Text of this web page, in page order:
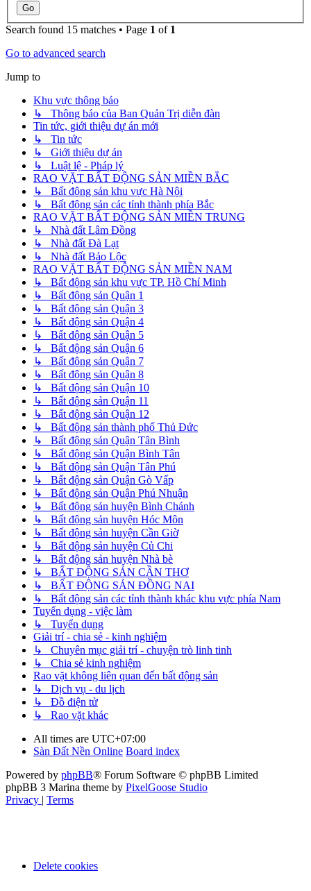
Search found 15 matches • Page 1 of 1
Go to advanced search
Jump to
Khu vực thông báo
↳ Thông báo của Ban Quản Trị diễn đàn
Tin tức, giới thiệu dự án mới
↳ Tin tức
↳ Giới thiệu dự án
↳ Luật lệ - Pháp lý
RAO VẶT BẤT ĐỘNG SẢN MIỀN BẮC
↳ Bất động sản khu vực Hà Nội
↳ Bất động sản các tỉnh thành phía Bắc
RAO VẶT BẤT ĐỘNG SẢN MIỀN TRUNG
↳ Nhà đất Lâm Đồng
↳ Nhà đất Đà Lạt
↳ Nhà đất Bảo Lộc
RAO VẶT BẤT ĐỘNG SẢN MIỀN NAM
↳ Bất động sản khu vực TP. Hồ Chí Minh
↳ Bất động sản Quận 1
↳ Bất động sản Quận 3
↳ Bất động sản Quận 4
↳ Bất động sản Quận 5
↳ Bất động sản Quận 6
↳ Bất động sản Quận 7
↳ Bất động sản Quận 8
↳ Bất động sản Quận 10
↳ Bất động sản Quận 11
↳ Bất động sản Quận 12
↳ Bất động sản thành phố Thủ Đức
↳ Bất động sản Quận Tân Bình
↳ Bất động sản Quận Bình Tân
↳ Bất động sản Quận Tân Phú
↳ Bất động sản Quận Gò Vấp
↳ Bất động sản Quận Phú Nhuận
↳ Bất động sản huyện Bình Chánh
↳ Bất động sản huyện Hóc Môn
↳ Bất động sản huyện Cần Giờ
↳ Bất động sản huyện Củ Chi
↳ Bất động sản huyện Nhà bè
↳ BẤT ĐỘNG SẢN CẦN THƠ
↳ BẤT ĐỘNG SẢN ĐỒNG NAI
↳ Bất động sản các tỉnh thành khác khu vực phía Nam
Tuyển dụng - việc làm
↳ Tuyển dụng
Giải trí - chia sẻ - kinh nghiệm
↳ Chuyên mục giải trí - chuyện trò linh tinh
↳ Chia sẻ kinh nghiệm
Rao vặt không liên quan đến bất động sản
↳ Dịch vụ - du lịch
↳ Đồ điện tử
↳ Rao vặt khác
All times are UTC+07:00
Sàn Đất Nền Online Board index
Powered by phpBB® Forum Software © phpBB Limited
phpBB 3 Marina theme by PixelGoose Studio
Privacy | Terms
Delete cookies